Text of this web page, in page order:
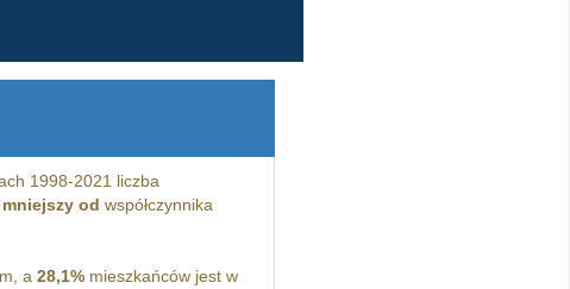
1998-2021 liczba
od współczynnika
a 28,1%mieszkańców jest w